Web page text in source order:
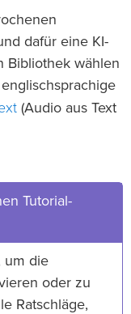
dafür eine KI-
Bibliothek wählen
(Audio aus Text
Tutorial-
um die
oder zu
Ratschläge,